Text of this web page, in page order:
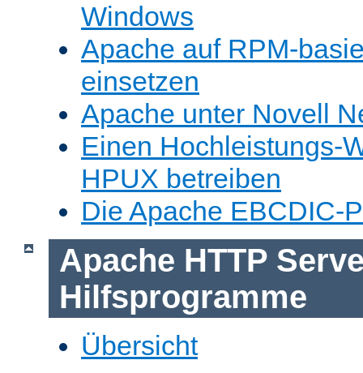
Windows
Apache auf RPM-
einsetzen
Apache unter Novell
Einen Hochleistungs-
HPUX betreiben
Die Apache EBCDIC-
Apache HTTP
Hilfsprogramme
Übersicht